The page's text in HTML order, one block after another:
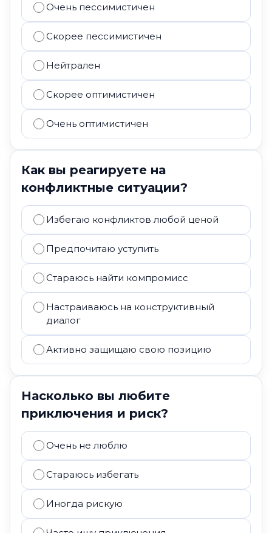
Очень пессимистичен
Скорее пессимистичен
Нейтрален
Скорее оптимистичен
Очень оптимистичен
Как вы реагируете на
конфликтные ситуации?
Избегаю конфликтов любой ценой
Предпочитаю уступить
Стараюсь найти компромисс
Настраиваюсь на конструктивный
диалог
Активно защищаю свою позицию
Насколько вы любите
приключения и риск?
Очень не люблю
Стараюсь избегать
Иногда рискую